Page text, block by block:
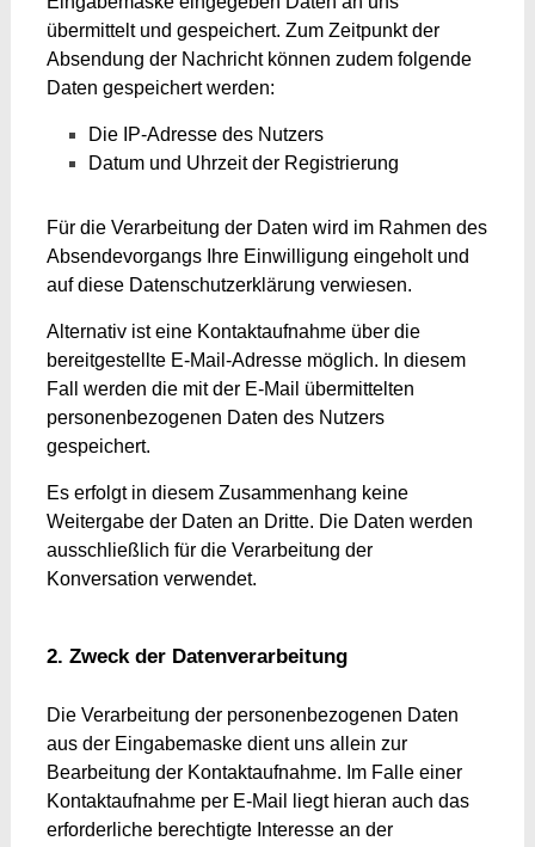
übermittelt und gespeichert. Zum Zeitpunkt der
Absendung der Nachricht können zudem folgende
Daten gespeichert werden:
Die IP-Adresse des Nutzers
Datum und Uhrzeit der Registrierung
Für die Verarbeitung der Daten wird im Rahmen des
Absendevorgangs Ihre Einwilligung eingeholt und
auf diese Datenschutzerklärung verwiesen.
Alternativ ist eine Kontaktaufnahme über die
bereitgestellte E-Mail-Adresse möglich. In diesem
Fall werden die mit der E-Mail übermittelten
personenbezogenen Daten des Nutzers
gespeichert.
Es erfolgt in diesem Zusammenhang keine
Weitergabe der Daten an Dritte. Die Daten werden
ausschließlich für die Verarbeitung der
Konversation verwendet.
2. Zweck der Datenverarbeitung
Die Verarbeitung der personenbezogenen Daten
aus der Eingabemaske dient uns allein zur
Bearbeitung der Kontaktaufnahme. Im Falle einer
Kontaktaufnahme per E-Mail liegt hieran auch das
erforderliche berechtigte Interesse an der